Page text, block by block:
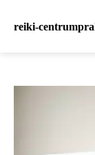
reiki-